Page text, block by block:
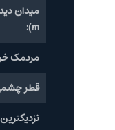
m):
مردمک
قطر